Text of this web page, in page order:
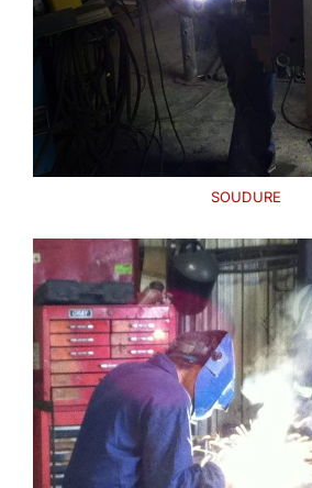
SOUDURE